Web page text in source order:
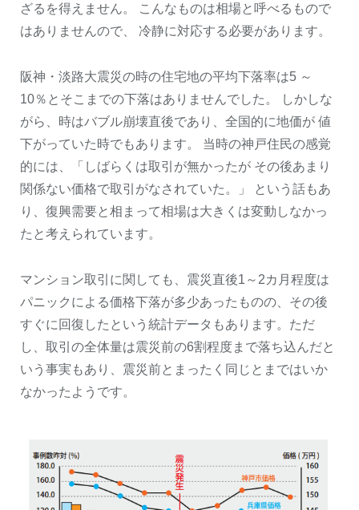
ざるを得えません。 こんなものは相場と呼べるもので
はありませんので、 冷静に対応する必要があります。
阪神・淡路大震災の時の住宅地の平均下落率は5 ～
10％とそこまでの下落はありませんでした。 しかしな
がら、時はバブル崩壊直後であり、全国的に地価が 値
下がっていた時でもあります。 当時の神戸住民の感覚
的には、「しばらくは取引が無かったが その後あまり
関係ない価格で取引がなされていた。」 という話もあ
り、復興需要と相まって相場は大きくは変動しなかっ
たと考えられています。
マンション取引に関しても、震災直後1～2カ月程度は
パニックによる価格下落が多少あったものの、その後
すぐに回復したという統計データもあります。ただ
し、取引の全体量は震災前の6割程度まで落ち込んだと
いう事実もあり、震災前とまったく同じとまではいか
なかったようです。